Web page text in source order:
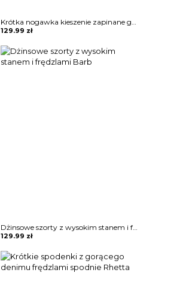
Krótka nogawka kieszenie zapinane guziki casual prosty krój jeans szorty spodenki spodnie Merita
129.99 zł
Dżinsowe szorty z wysokim stanem i frędzlami Barb
129.99 zł